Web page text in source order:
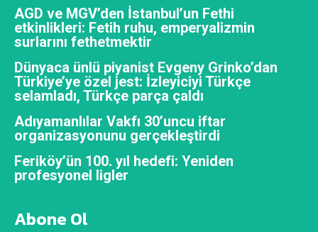
AGD ve MGV’den İstanbul’un Fethi
etkinlikleri: Fetih ruhu, emperyalizmin
surlarını fethetmektir
Dünyaca ünlü piyanist Evgeny Grinko’dan
Türkiye’ye özel jest: İzleyiciyi Türkçe
selamladı, Türkçe parça çaldı
Adıyamanlılar Vakfı 30’uncu iftar
organizasyonunu gerçekleştirdi
Feriköy’ün 100. yıl hedefi: Yeniden
profesyonel ligler
Abone Ol